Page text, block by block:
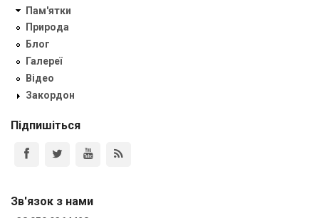
Пам'ятки
Природа
Блог
Галереї
Відео
Закордон
Підпишіться
Зв'язок з нами